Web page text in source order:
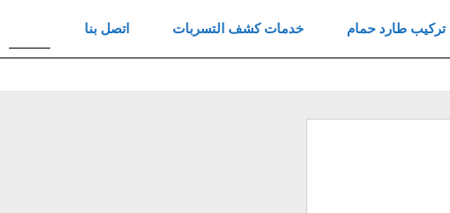
طارد حمام خدمات كشف التسربات اتصل بنا
بحث
عن